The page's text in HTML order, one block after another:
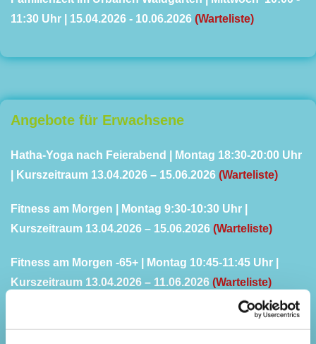
11:30 Uhr | 15.04.2026 - 10.06.2026 (Warteliste)
Angebote für Erwachsene
Hatha-Yoga nach Feierabend | Montag 18:30-20:00 Uhr
| Kurszeitraum 13.04.2026 – 15.06.2026 (Warteliste)
Fitness am Morgen | Montag 9:30-10:30 Uhr |
Kurszeitraum 13.04.2026 – 15.06.2026 (Warteliste)
Fitness am Morgen -65+ | Montag 10:45-11:45 Uhr |
Kurszeitraum 13.04.2026 – 11.06.2026 (Warteliste)
Yoga mit Baby ab dem Krabbelalter | Dienstag 14:30-